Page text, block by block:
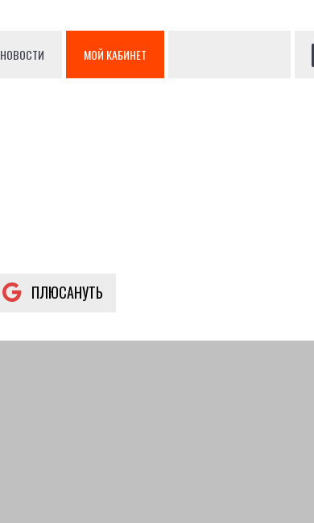
НОВОСТИ МОЙ КАБИНЕТ
ПЛЮСАНУТЬ